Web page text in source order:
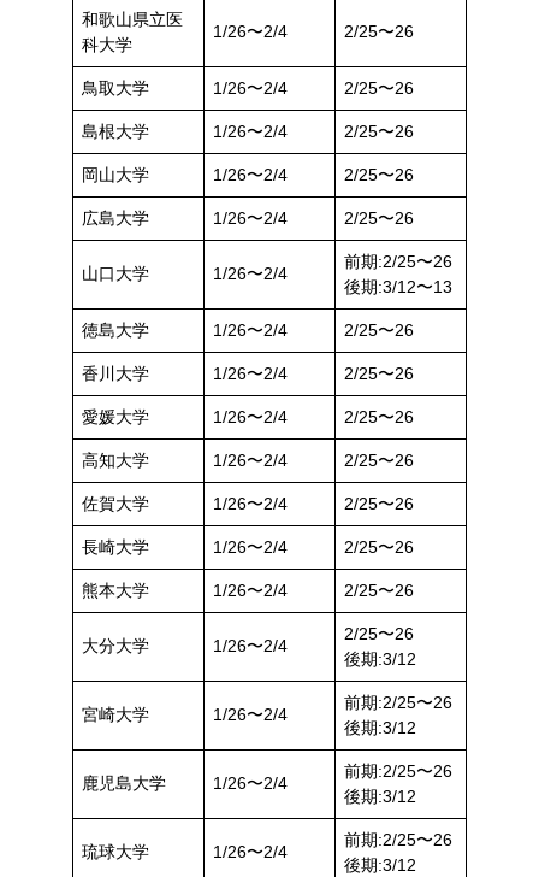
和歌山県立医
科大学
1/26〜2/4 2/25〜26
鳥取大学 1/26〜2/4 2/25〜26
島根大学 1/26〜2/4 2/25〜26
岡山大学 1/26〜2/4 2/25〜26
広島大学 1/26〜2/4 2/25〜26
山口大学 1/26〜2/4
前期:2/25〜26
後期:3/12〜13
徳島大学 1/26〜2/4 2/25〜26
香川大学 1/26〜2/4 2/25〜26
愛媛大学 1/26〜2/4 2/25〜26
高知大学 1/26〜2/4 2/25〜26
佐賀大学 1/26〜2/4 2/25〜26
長崎大学 1/26〜2/4 2/25〜26
熊本大学 1/26〜2/4 2/25〜26
大分大学 1/26〜2/4
2/25〜26
後期:3/12
宮崎大学 1/26〜2/4
前期:2/25〜26
後期:3/12
鹿児島大学 1/26〜2/4
前期:2/25〜26
後期:3/12
琉球大学 1/26〜2/4
前期:2/25〜26
後期:3/12